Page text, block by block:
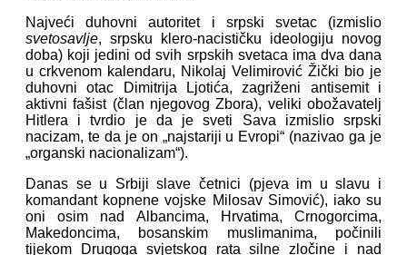
Najveći duhovni autoritet i srpski svetac (izmislio
svetosavlje, srpsku klero-nacističku ideologiju novog
doba) koji jedini od svih srpskih svetaca ima dva dana
u crkvenom kalendaru, Nikolaj Velimirović Žički bio je
duhovni otac Dimitrija Ljotića, zagriženi antisemit i
aktivni fašist (član njegovog Zbora), veliki obožavatelj
Hitlera i tvrdio je da je sveti Sava izmislio srpski
nacizam, te da je on „najstariji u Evropi“ (nazivao ga je
„organski nacionalizam“).
Danas se u Srbiji slave četnici (pjeva im u slavu i
komandant kopnene vojske Milosav Simović), iako su
oni osim nad Albancima, Hrvatima, Crnogorcima,
Makedoncima, bosanskim muslimanima, počinili
tijekom Drugoga svjetskog rata silne zločine i nad